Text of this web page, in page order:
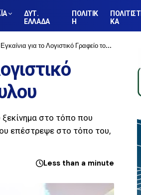
ΔΥΤ.
ΕΛΛΑΔΑ
ΠΟΛΙΤΙΚ
Η
ΠΟΛΙΤΙΣΤΙ
ΚΑ
το Λογιστικό Γραφείο του Γιώργου Αλεξόπουλου
ξεκίνημα στο τόπο που
επέστρεψε στο τόπο του,
Less than a minute